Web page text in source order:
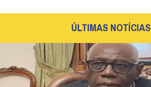
ÚLTIMAS NOTÍCIAS